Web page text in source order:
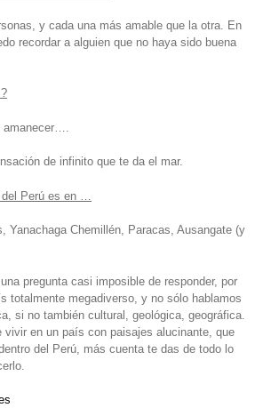
y cada una más amable que la otra. En
recordar a alguien que no haya sido buena
de infinito que te da el mar.
Perú es en …
Yanachaga Chemillén, Paracas, Ausangate (y
pregunta casi imposible de responder, por
totalmente megadiverso, y no sólo hablamos
si no también cultural, geológica, geográfica.
vivir en un país con paisajes alucinante, que
del Perú, más cuenta te das de todo lo